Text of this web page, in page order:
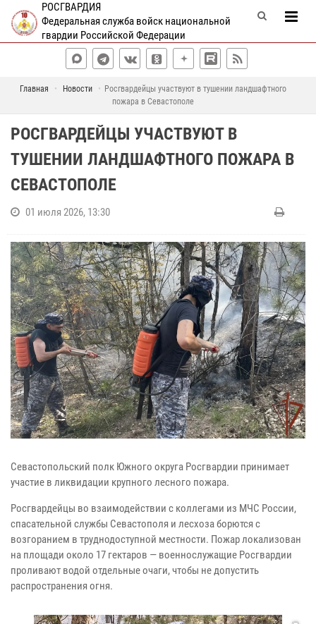
РОСГВАРДИЯ
Федеральная служба войск национальной
гвардии Российской Федерации
Главная Новости
Росгвардейцы участвуют в тушении ландшафтного
пожара в Севастополе
РОСГВАРДЕЙЦЫ УЧАСТВУЮТ В
ТУШЕНИИ ЛАНДШАФТНОГО ПОЖАРА В
СЕВАСТОПОЛЕ
01 июля 2026, 13:30
Севастопольский полк Южного округа Росгвардии принимает
участие в ликвидации крупного лесного пожара.
Росгвардейцы во взаимодействии с коллегами из МЧС России,
спасательной службы Севастополя и лесхоза борются с
возгоранием в труднодоступной местности. Пожар локализован
на площади около 17 гектаров — военнослужащие Росгвардии
проливают водой отдельные очаги, чтобы не допустить
распространения огня.